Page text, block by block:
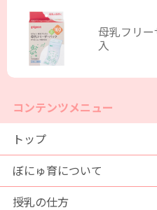
母乳フリ
入
コンテンツメニュー
トップ
ぼにゅ育について
授乳の仕方